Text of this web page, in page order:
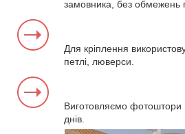
замовника, без обмежень
Для кріплення
петлі, люверси.
Виготовляємо фотоштори
днів.